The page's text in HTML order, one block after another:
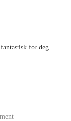
for deg